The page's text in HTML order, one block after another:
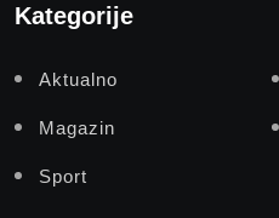
Kategorije
Aktualno
Magazin
Sport